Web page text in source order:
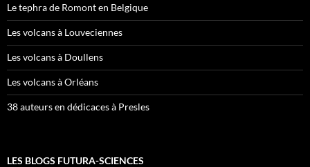
Le tephra de Romont en Belgique
Les volcans à Louveciennes
Les volcans à Doullens
Les volcans à Orléans
38 auteurs en dédicaces à Presles
LES BLOGS FUTURA-SCIENCES